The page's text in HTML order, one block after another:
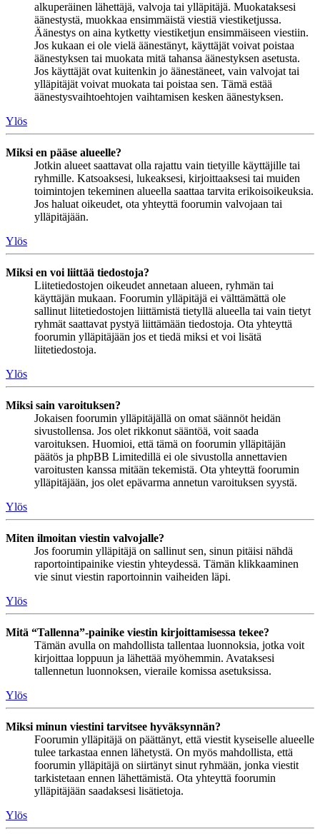
alkuperäinen lähettäjä, valvoja tai ylläpitäjä. Muokataksesi
äänestystä, muokkaa ensimmäistä viestiä viestiketjussa.
Äänestys on aina kytketty viestiketjun ensimmäiseen viestiin.
Jos kukaan ei ole vielä äänestänyt, käyttäjät voivat poistaa
äänestyksen tai muokata mitä tahansa äänestyksen asetusta.
Jos käyttäjät ovat kuitenkin jo äänestäneet, vain valvojat tai
ylläpitäjät voivat muokata tai poistaa sen. Tämä estää
äänestysvaihtoehtojen vaihtamisen kesken äänestyksen.
Ylös
Miksi en pääse alueelle?
Jotkin alueet saattavat olla rajattu vain tietyille käyttäjille tai
ryhmille. Katsoaksesi, lukeaksesi, kirjoittaaksesi tai muiden
toimintojen tekeminen alueella saattaa tarvita erikoisoikeuksia.
Jos haluat oikeudet, ota yhteyttä foorumin valvojaan tai
ylläpitäjään.
Ylös
Miksi en voi liittää tiedostoja?
Liitetiedostojen oikeudet annetaan alueen, ryhmän tai
käyttäjän mukaan. Foorumin ylläpitäjä ei välttämättä ole
sallinut liitetiedostojen liittämistä tietyllä alueella tai vain tietyt
ryhmät saattavat pystyä liittämään tiedostoja. Ota yhteyttä
foorumin ylläpitäjään jos et tiedä miksi et voi lisätä
liitetiedostoja.
Ylös
Miksi sain varoituksen?
Jokaisen foorumin ylläpitäjällä on omat säännöt heidän
sivustollensa. Jos olet rikkonut sääntöä, voit saada
varoituksen. Huomioi, että tämä on foorumin ylläpitäjän
päätös ja phpBB Limitedillä ei ole sivustolla annettavien
varoitusten kanssa mitään tekemistä. Ota yhteyttä foorumin
ylläpitäjään, jos olet epävarma annetun varoituksen syystä.
Ylös
Miten ilmoitan viestin valvojalle?
Jos foorumin ylläpitäjä on sallinut sen, sinun pitäisi nähdä
raportointipainike viestin yhteydessä. Tämän klikkaaminen
vie sinut viestin raportoinnin vaiheiden läpi.
Ylös
Mitä “Tallenna”-painike viestin kirjoittamisessa tekee?
Tämän avulla on mahdollista tallentaa luonnoksia, jotka voit
kirjoittaa loppuun ja lähettää myöhemmin. Avataksesi
tallennetun luonnoksen, vieraile komissa asetuksissa.
Ylös
Miksi minun viestini tarvitsee hyväksynnän?
Foorumin ylläpitäjä on päättänyt, että viestit kyseiselle alueelle
tulee tarkastaa ennen lähetystä. On myös mahdollista, että
foorumin ylläpitäjä on siirtänyt sinut ryhmään, jonka viestit
tarkistetaan ennen lähettämistä. Ota yhteyttä foorumin
ylläpitäjään saadaksesi lisätietoja.
Ylös